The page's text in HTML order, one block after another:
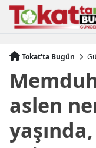
Tokat'ta Bugün
aslen